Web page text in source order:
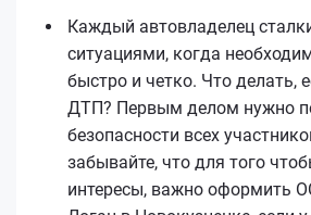
Каждый автовладелец
ситуациями, когда
быстро и четко. Что делать,
ДТП? Первым делом нужно
безопасности всех
забывайте, что для того
интересы, важно оформить